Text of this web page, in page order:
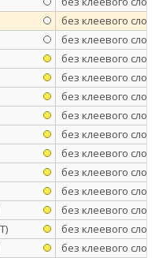
без клеевого слоя
без клеевого слоя
без клеевого слоя
без клеевого слоя
без клеевого слоя
без клеевого слоя
без клеевого слоя
без клеевого слоя
без клеевого слоя
без клеевого слоя
без клеевого слоя
без клеевого слоя
без клеевого слоя